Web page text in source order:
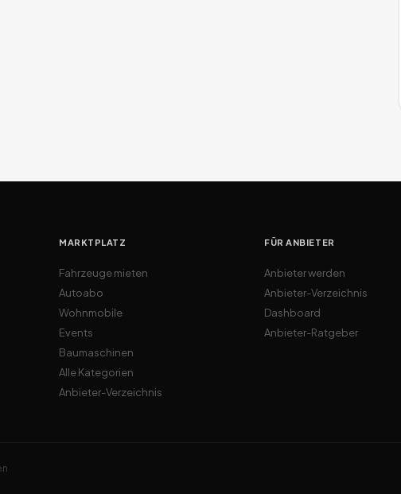
MARKTPLATZ
Fahrzeuge mieten
Autoabo
Wohnmobile
Events
Baumaschinen
Alle Kategorien
Anbieter-Verzeichnis
FÜR ANBIETER
Anbieter werden
Anbieter-Verzeichnis
Dashboard
Anbieter-Ratgeber